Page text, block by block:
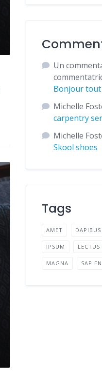
Un
Bonjour tout
Michelle
carpentry
Michelle
Skool shoes
Tags
AMET DAPIBUS
IPSUM LECTUS
MAGNA SAPIEN